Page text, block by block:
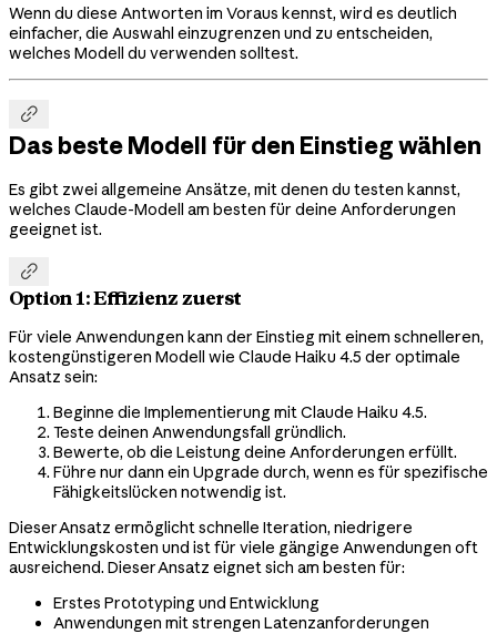
Wenn du diese Antworten im Voraus kennst, wird es deutlich
einfacher, die Auswahl einzugrenzen und zu entscheiden,
welches Modell du verwenden solltest.

Das beste Modell für den Einstieg wählen
Es gibt zwei allgemeine Ansätze, mit denen du testen kannst,
welches Claude-Modell am besten für deine Anforderungen
geeignet ist.

Option 1: Effizienz zuerst
Für viele Anwendungen kann der Einstieg mit einem schnelleren,
kostengünstigeren Modell wie Claude Haiku 4.5 der optimale
Ansatz sein:
Beginne die Implementierung mit Claude Haiku 4.5.
Teste deinen Anwendungsfall gründlich.
Bewerte, ob die Leistung deine Anforderungen erfüllt.
Führe nur dann ein Upgrade durch, wenn es für spezifische
Fähigkeitslücken notwendig ist.
Dieser Ansatz ermöglicht schnelle Iteration, niedrigere
Entwicklungskosten und ist für viele gängige Anwendungen oft
ausreichend. Dieser Ansatz eignet sich am besten für:
Erstes Prototyping und Entwicklung
Anwendungen mit strengen Latenzanforderungen